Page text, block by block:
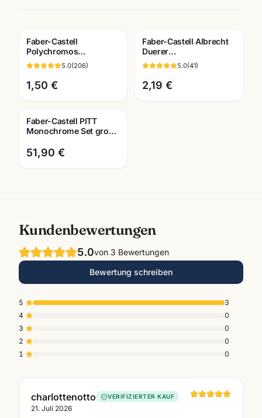
Faber-Castell
Polychromos
Künstlerfarbstifte ·
Einzelstift alle Farben ·
Mannheim
5.0(206)
1,50 €
Faber-Castell Albrecht
Duerer
Kuenstlerfarbstift ·
Einzelstift alle Farben ·
Mannheim
5.0(41)
2,19 €
Faber-Castell PITT
Monochrome Set gross
Künstlerbedarf
51,90 €
Kundenbewertungen
5.0von 3 Bewertungen
Bewertung schreiben
5
3
4
0
3
0
2
0
1
0
charlottenotto VERIFIZIERTER KAUF
21. Juli 2026